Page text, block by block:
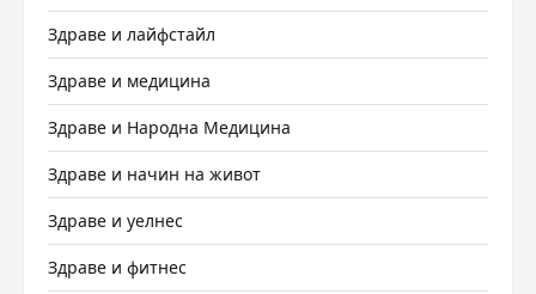
Здраве и лайфстайл
Здраве и медицина
Здраве и Народна Медицина
Здраве и начин на живот
Здраве и уелнес
Здраве и фитнес